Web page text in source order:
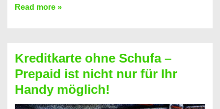
Konto
Neueröffnung
trotz
Schufaeintrag
möglich
Read more »
Kreditkarte ohne Schufa –
Prepaid ist nicht nur für Ihr
Handy möglich!